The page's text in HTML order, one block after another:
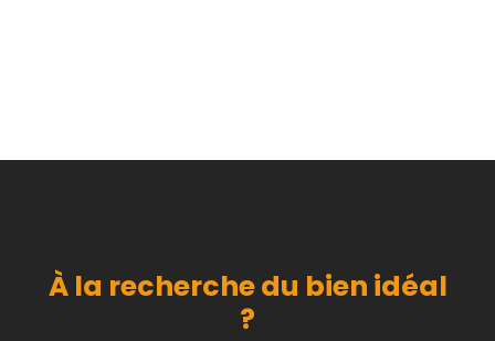
À la recherche du bien idéal
?